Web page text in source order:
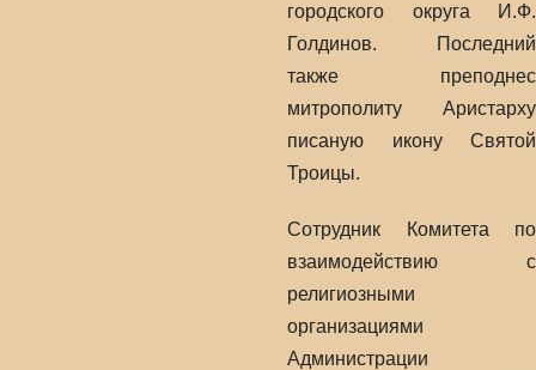
городского округа И.Ф.
Голдинов. Последний
также преподнес
митрополиту Аристарху
писаную икону Святой
Троицы.
Сотрудник Комитета по
взаимодействию с
религиозными
организациями
Администрации